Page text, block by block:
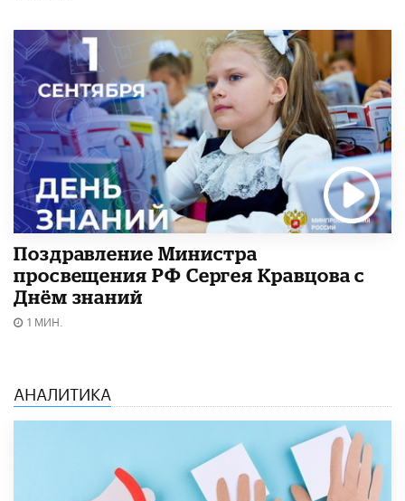
Поздравление Министра
просвещения РФ Сергея Кравцова с
Днём знаний
1 МИН.
АНАЛИТИКА